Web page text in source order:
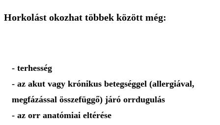
Horkolást okozhat többek között még:
- terhesség
- az akut vagy krónikus betegséggel (allergiával,
megfázással összefüggő) járó orrdugulás
- az orr anatómiai eltérése